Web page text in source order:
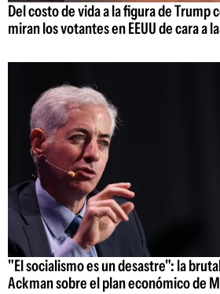
Del costo de vida a la figura de Trump
miran los votantes en EEUU de cara a
"El socialismo es un desastre": la
Ackman sobre el plan económico de